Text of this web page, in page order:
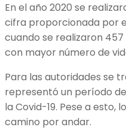
En el año 2020 se
cifra proporcionada por
cuando se realizaron
con mayor número de
Para las autoridades se
representó un período
la Covid-19. Pese a esto,
camino por andar.